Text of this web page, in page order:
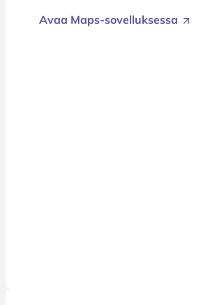
Avaa Maps-sovelluksessa